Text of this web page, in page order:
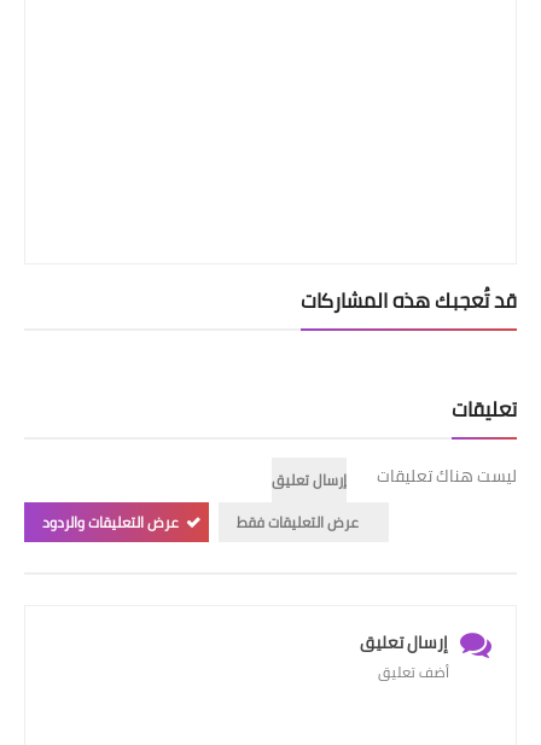
قد تُعجبك هذه المشاركات
تعليقات
ليست هناك تعليقات
إرسال تعليق
عرض التعليقات فقط
عرض التعليقات والردود
إرسال تعليق
أضف تعليق